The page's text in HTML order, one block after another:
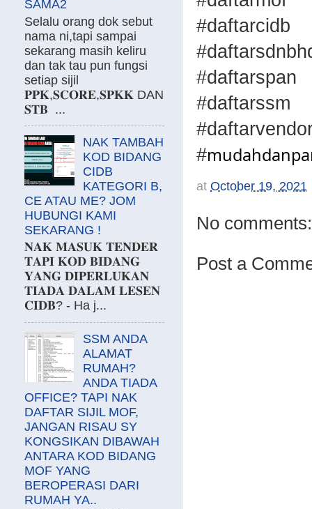
#daftarcidb
#daftarspan
#daftarssm
#
at October 19, 2021
No comments:
Post a
SAMA2
Selalu orang dok sebut
nama ni,tapi sampai
sekarang masih keliru
dan tak tau pun fungsi
setiap sijil
𝐏𝐏𝐊,𝐒𝐂𝐎𝐑𝐄,𝐒𝐏𝐊𝐊 DAN
𝐒𝐓𝐁 ...
NAK TAMBAH
KOD BIDANG
CIDB
KATEGORI B,
CE ATAU ME? JOM
HUBUNGI KAMI
SEKARANG !
𝐍𝐀𝐊 𝐌𝐀𝐒𝐔𝐊 𝐓𝐄𝐍𝐃𝐄𝐑
𝐓𝐀𝐏𝐈 𝐊𝐎𝐃 𝐁𝐈𝐃𝐀𝐍𝐆
𝐘𝐀𝐍𝐆 𝐃𝐈𝐏𝐄𝐑𝐋𝐔𝐊𝐀𝐍
𝐓𝐈𝐀𝐃𝐀 𝐃𝐀𝐋𝐀𝐌 𝐋𝐄𝐒𝐄𝐍
𝐂𝐈𝐃𝐁? - Ha j...
SSM ANDA
ALAMAT
RUMAH?
ANDA TIADA
OFFICE? TAPI NAK
DAFTAR SIJIL MOF,
JANGAN RISAU SY
KONGSIKAN DIBAWAH
ANTARA KOD BIDANG
MOF YANG
BEROPERASI DARI
RUMAH YA..